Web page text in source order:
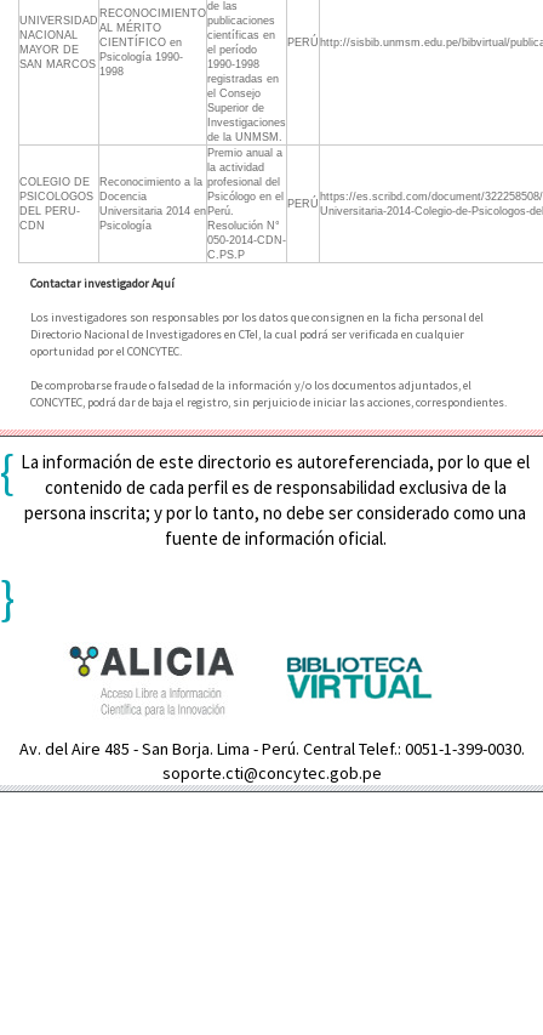
UNIVERSIDAD
NACIONAL
MAYOR DE
SAN MARCOS
RECONOCIMIENTO
AL MÉRITO
CIENTÍFICO en
Psicología 1990-
1998
de las
publicaciones
científicas en
el período
1990-1998
registradas en
el Consejo
Superior de
Investigaciones
de la UNMSM.
PERÚ http://sisbib.unmsm.edu.pe/bibvirtual/
COLEGIO DE
PSICOLOGOS
DEL PERU-
CDN
Reconocimiento a la
Docencia
Universitaria 2014 en
Psicología
Premio anual a
la actividad
profesional del
Psicólogo en el
Perú.
Resolución N°
050-2014-CDN-
C.PS.P
PERÚ
https://es.scribd.com/document/
Universitaria-2014-Colegio-de-Psicologos-
Contactar investigador Aquí
Los investigadores son responsables por los datos que consignen en la ficha personal del
Directorio Nacional de Investigadores en CTeI, la cual podrá ser verificada en cualquier
oportunidad por el CONCYTEC.
De comprobarse fraude o falsedad de la información y/o los documentos adjuntados, el
CONCYTEC, podrá dar de baja el registro, sin perjuicio de iniciar las acciones, correspondientes.
{ La información de este directorio es autoreferenciada, por lo que el
contenido de cada perfil es de responsabilidad exclusiva de la
persona inscrita; y por lo tanto, no debe ser considerado como una
fuente de información oficial.
}
Av. del Aire 485 - San Borja. Lima - Perú. Central Telef.: 0051-1-399-0030.
soporte.cti@concytec.gob.pe